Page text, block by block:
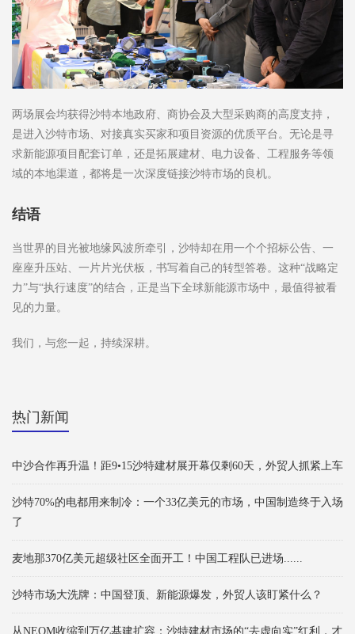
两场展会均获得沙特本地政府、商协会及大型采购商的高度支持，
是进入沙特市场、对接真实买家和项目资源的优质平台。无论是寻
求新能源项目配套订单，还是拓展建材、电力设备、工程服务等领
域的本地渠道，都将是一次深度链接沙特市场的良机。
结语
当世界的目光被地缘风波所牵引，沙特却在用一个个招标公告、一
座座升压站、一片片光伏板，书写着自己的转型答卷。这种“战略定
力”与“执行速度”的结合，正是当下全球新能源市场中，最值得被看
见的力量。
我们，与您一起，持续深耕。
热门新闻
中沙合作再升温！距9•15沙特建材展开幕仅剩60天，外贸人抓紧上车
沙特70%的电都用来制冷：一个33亿美元的市场，中国制造终于入场
了
麦地那370亿美元超级社区全面开工！中国工程队已进场......
沙特市场大洗牌：中国登顶、新能源爆发，外贸人该盯紧什么？
从NEOM收缩到万亿基建扩容：沙特建材市场的“去虚向实”红利，才